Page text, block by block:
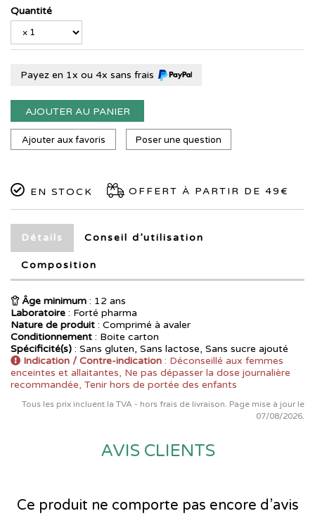
Quantité
Payez en 1x ou 4x sans frais
AJOUTER AU PANIER
Ajouter aux favoris Poser une question
EN STOCK OFFERT À PARTIR DE 49€
Détails Conseil d’utilisation
Composition
Âge minimum : 12 ans
Laboratoire : Forté pharma
Nature de produit : Comprimé à avaler
Conditionnement : Boite carton
Spécificité(s) : Sans gluten, Sans lactose, Sans sucre ajouté
Indication / Contre-indication : Déconseillé aux femmes
enceintes et allaitantes, Ne pas dépasser la dose journalière
recommandée, Tenir hors de portée des enfants
Tous les prix incluent la TVA - hors frais de livraison. Page mise à jour le
07/08/2026.
AVIS CLIENTS
Ce produit ne comporte pas encore d’avis